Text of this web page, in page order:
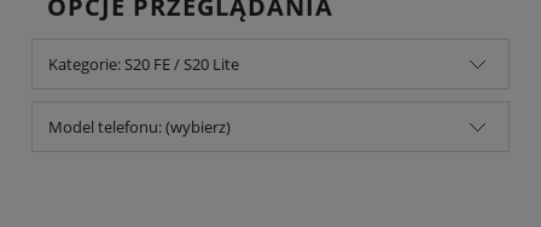
Kategorie: S20 FE / S20 Lite
Model telefonu: (wybierz)